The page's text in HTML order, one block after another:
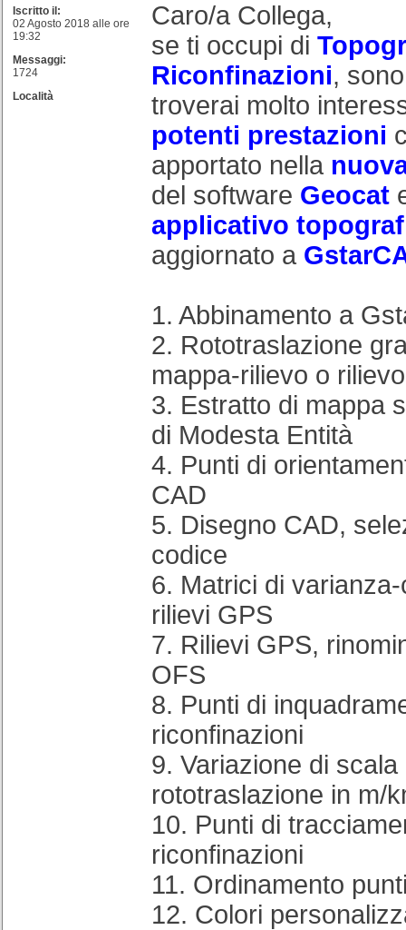
Iscritto il:
02 Agosto 2018 alle ore
19:32
Messaggi:
1724
Località
Caro/a Collega,
se ti occupi di
Riconfinazioni,
troverai molto
potenti prestazioni
apportato nella
del software Geocat
applicativo
aggiornato a
1. Abbinamento a
2. Rototraslazione
mappa-rilievo o
3. Estratto di mappa
di Modesta Entità
4. Punti di
CAD
5. Disegno CAD,
codice
6. Matrici di
rilievi GPS
7. Rilievi GPS,
OFS
8. Punti di
riconfinazioni
9. Variazione di scala
rototraslazione in m/
10. Punti di
riconfinazioni
11. Ordinamento
12. Colori